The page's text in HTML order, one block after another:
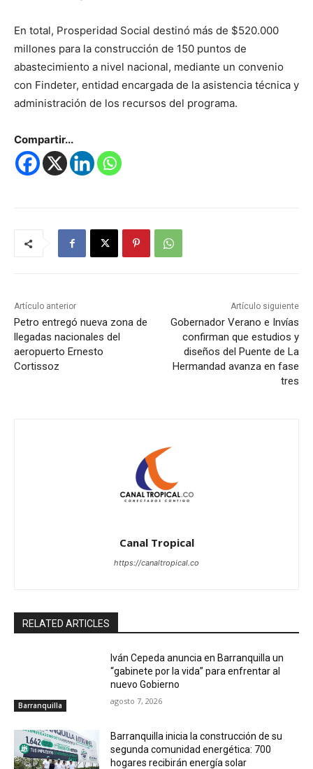
En total, Prosperidad Social destinó más de $520.000
millones para la construcción de 150 puntos de
abastecimiento a nivel nacional, mediante un convenio
con Findeter, entidad encargada de la asistencia técnica y
administración de los recursos del programa.
Compartir...
Artículo anterior
Petro entregó nueva zona de
llegadas nacionales del
aeropuerto Ernesto
Cortissoz
Artículo siguiente
Gobernador Verano e Invías
confirman que estudios y
diseños del Puente de La
Hermandad avanza en fase
tres
Canal Tropical
https://canaltropical.co
RELATED ARTICLES
Barranquilla
Iván Cepeda anuncia en Barranquilla un
“gabinete por la vida” para enfrentar al
nuevo Gobierno
agosto 7, 2026
Barranquilla inicia la construcción de su
segunda comunidad energética: 700
hogares recibirán energía solar